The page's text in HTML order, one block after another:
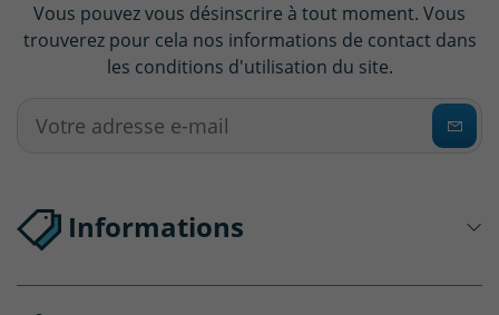
Vous pouvez vous désinscrire à tout moment. Vous
trouverez pour cela nos informations de contact dans
les conditions d'utilisation du site.
Informations